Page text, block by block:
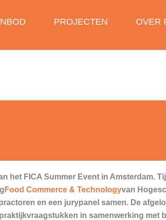
PROJECTEN OVER
het FICA Summer Event in Amsterdam.
Food Commerce & Technologyvan
en een jurypanel samen. De
in samenwerking met